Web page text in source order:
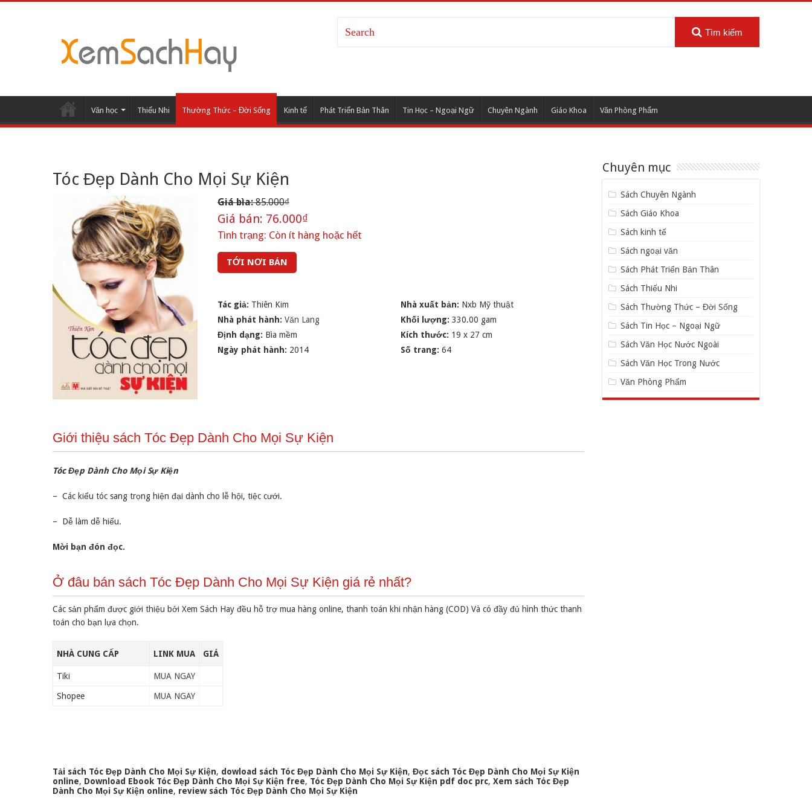
Tìm kiếm
Văn học Thiếu Nhi Thường Thức – Đời Sống Kinh tế Phát Triển Bản Thân Tin Học – Ngoại Ngữ Chuyên Ngành Giáo Khoa Văn Phòng Phẩm
Tóc Đẹp Dành Cho Mọi Sự Kiện
Giá bìa:85.000₫
Giá bán: 76.000₫
Tình trạng: Còn ít hàng hoặc hết
TỚI NƠI BÁN
Tác giả: Thiên Kim Nhà xuất bản: Nxb Mỹ thuật
Nhà phát hành: Văn Lang Khối lượng:330.00 gam
Định dạng: Bìa mềm Kích thước: 19 x 27 cm
Ngày phát hành: 2014 Số trang:64
Giới thiệu sách Tóc Đẹp Dành Cho Mọi Sự Kiện
Tóc Đẹp Dành Cho Mọi Sự Kiện
– Các kiểu tóc sang trọng hiện đại dành cho lễ hội, tiệc cưới.
– Dễ làm dễ hiểu.
Mời bạn đón đọc.
Ở đâu bán sách Tóc Đẹp Dành Cho Mọi Sự Kiện giá rẻ nhất?
Các sản phẩm được giới thiệu bởi Xem Sách Hay đều hỗ trợ mua hàng online, thanh toán khi nhận hàng (COD) Và có đầy đủ hình thức thanh
toán cho bạn lựa chọn.
NHÀ CUNG CẤP LINK MUA GIÁ
Tiki MUA NGAY
Shopee MUA NGAY
Tải sách Tóc Đẹp Dành Cho Mọi Sự Kiện, dowload sách Tóc Đẹp Dành Cho Mọi Sự Kiện, Đọc sách Tóc Đẹp Dành Cho Mọi Sự Kiện
online, Download Ebook Tóc Đẹp Dành Cho Mọi Sự Kiện free, Tóc Đẹp Dành Cho Mọi Sự Kiện pdf doc prc, Xem sách Tóc Đẹp
Dành Cho Mọi Sự Kiện online, review sách Tóc Đẹp Dành Cho Mọi Sự Kiện
Chuyên mục
Sách Chuyên Ngành
Sách Giáo Khoa
Sách kinh tế
Sách ngoại văn
Sách Phát Triển Bản Thân
Sách Thiếu Nhi
Sách Thường Thức – Đời Sống
Sách Tin Học – Ngoại Ngữ
Sách Văn Học Nước Ngoài
Sách Văn Học Trong Nước
Văn Phòng Phẩm